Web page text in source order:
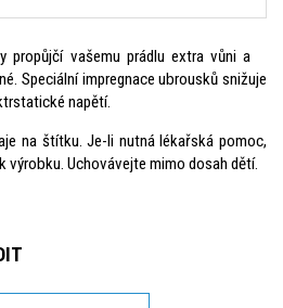
propůjčí vašemu prádlu extra vůni a
Speciální impregnace ubrousků snižuje
napětí.
na štítku. Je-li nutná lékařská pomoc,
výrobku. Uchovávejte mimo dosah dětí.